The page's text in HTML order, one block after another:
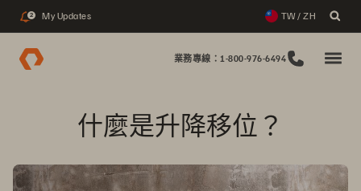
2 My Updates TW / ZH
業務專線：1-800-976-6494
什麼是升降移位？